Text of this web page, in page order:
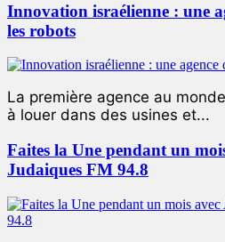
Innovation israélienne : une
les robots
La première agence au
à louer dans des usines et...
Faites la Une pendant un
Judaiques FM 94.8